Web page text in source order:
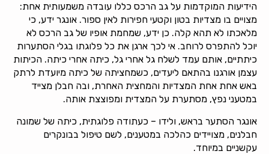
הידיעות המוקדמות על גב הרכס כללו עובדה משמעותית אחת:
מצויים בו מצדיות בטון וקטעי חפירות לאין ספור. אונגר ידע, כי
מלאכתו לא תהא קלה. כן ידע, שמחמת אופיו של גב הרכס לא
יוכל להתפרס לרוחב. אי לכך ארגן את כל פלוגתו בגלי הסתערות
כיתתיים, אותם עמד לשלח גל אחרי גל, כיתה אחרי כיתה. הכיתות
עצמן אורגנו בהתאם ליעדים, כשמחציתה של כיתה מיועדת לרתק
באש אחת אחת המצדיות והמחצית האחרת, ובה חבלן מצייד
במטעני נפץ, מסתערת על המצדית ומפוצצת אותה.
אונגר הסתער בראש, ולידו – כעתודה פלוגתית, כיתה של שמונה
חבלנים, מצויידים כהלכה במטענים, לשם טיפול בבונקרים
עקשניים במיוחד.